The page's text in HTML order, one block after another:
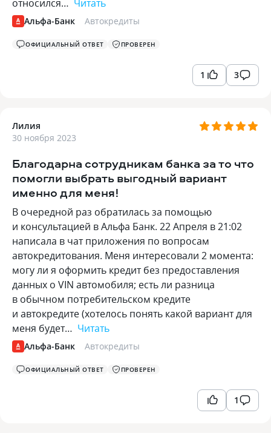
относился… Читать
Альфа-Банк Автокредиты
ОФИЦИАЛЬНЫЙ ОТВЕТ ПРОВЕРЕН
1 3
Лилия
30 ноября 2023
Благодарна сотрудникам банка за то что
помогли выбрать выгодный вариант
именно для меня!
В очередной раз обратилась за помощью
и консультацией в Альфа Банк. 22 Апреля в 21:02
написала в чат приложения по вопросам
автокредитования. Меня интересовали 2 момента:
могу ли я оформить кредит без предоставления
данных о VIN автомобиля; есть ли разница
в обычном потребительском кредите
и автокредите (хотелось понять какой вариант для
меня будет… Читать
Альфа-Банк Автокредиты
ОФИЦИАЛЬНЫЙ ОТВЕТ ПРОВЕРЕН
1